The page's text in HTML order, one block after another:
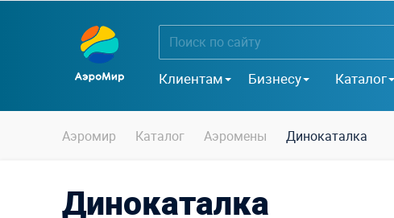
Клиентам Бизнесу Каталог
Аэромир Каталог Аэромены Динокаталка
Динокаталка